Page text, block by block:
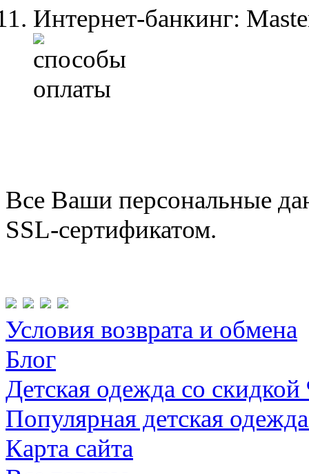
Интернет-банкинг:
Все Ваши персональные
SSL-сертификатом.
Условия возврата и обмена
Блог
Детская одежда со скидкой
Популярная детская
Карта сайта